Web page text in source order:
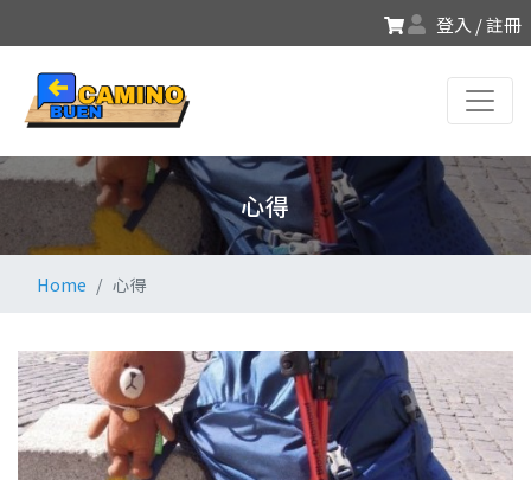
登入 / 註冊
心得
Home 心得